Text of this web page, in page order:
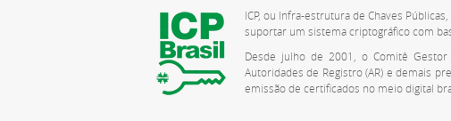
ICP, ou Infra-estrutura de Chaves
suportar um sistema criptográfico com
Desde julho de 2001, o Comitê Gestor
Autoridades de Registro (AR) e demais
emissão de certificados no meio digital